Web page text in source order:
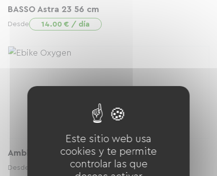
BASSO Astra 23 56 cm
Desde 14.00 € / día
Ambient EVO 29 1.3
Desde 20.00 € / día
Este sitio web usa
cookies y te permite
controlar las que